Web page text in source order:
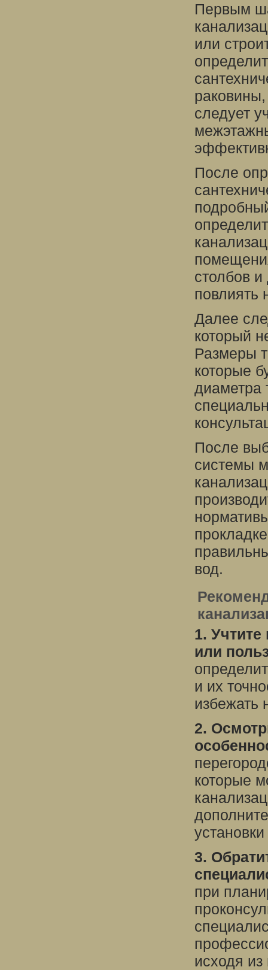
Первым
или
следует
После
столбов и
повлиять
Далее
который
Размеры
которые
диаметра
После
системы
вод.
1.
или
и их
избежать
2.
которые
3.
при
исходя